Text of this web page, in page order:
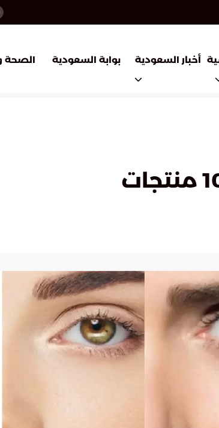
أخبار السعودية بوابة السعودية الصحة